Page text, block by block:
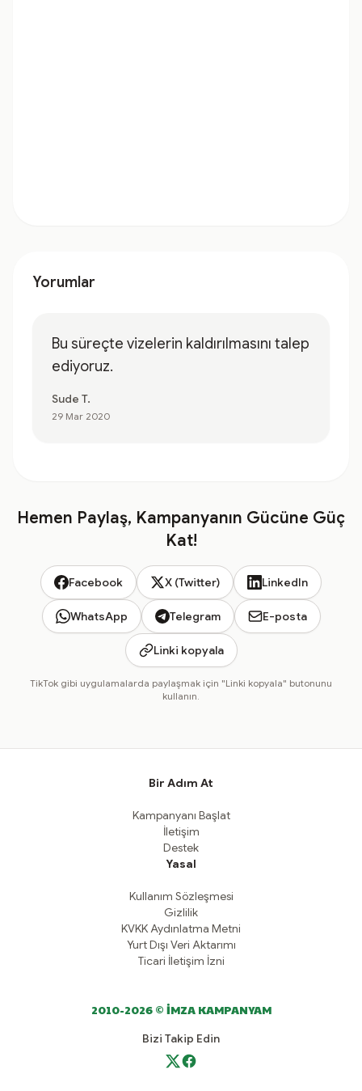
Yorumlar
Bu süreçte vizelerin kaldırılmasını talep
ediyoruz.
Sude T.
29 Mar 2020
Hemen Paylaş, Kampanyanın Gücüne Güç
Kat!
Facebook X (Twitter) LinkedIn
WhatsApp Telegram E-posta
Linki kopyala
TikTok gibi uygulamalarda paylaşmak için "Linki kopyala" butonunu
kullanın.
Bir Adım At
Kampanyanı Başlat
İletişim
Destek
Yasal
Kullanım Sözleşmesi
Gizlilik
KVKK Aydınlatma Metni
Yurt Dışı Veri Aktarımı
Ticari İletişim İzni
2010-2026 © İMZA KAMPANYAM
Bizi Takip Edin